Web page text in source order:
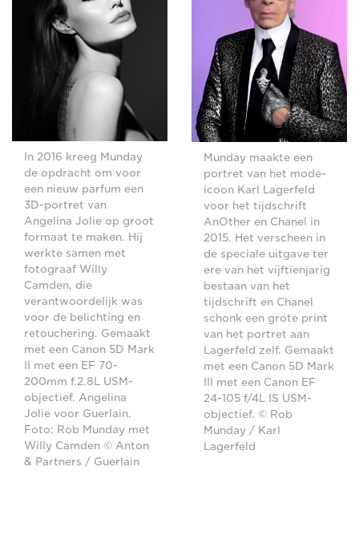
In 2016 kreeg Munday
de opdracht om voor
een nieuw parfum een
3D-portret van
Angelina Jolie op groot
formaat te maken. Hij
werkte samen met
fotograaf Willy
Camden, die
verantwoordelijk was
voor de belichting en
retouchering. Gemaakt
met een Canon 5D Mark
II met een EF 70-
200mm f.2.8L USM-
objectief. Angelina
Jolie voor Guerlain.
Foto: Rob Munday met
Willy Camden © Anton
& Partners / Guerlain
Munday maakte een
portret van het mode-
icoon Karl Lagerfeld
voor het tijdschrift
AnOther en Chanel in
2015. Het verscheen in
de speciale uitgave ter
ere van het vijftienjarig
bestaan van het
tijdschrift en Chanel
schonk een grote print
van het portret aan
Lagerfeld zelf. Gemaakt
met een Canon 5D Mark
III met een Canon EF
24-105 f/4L IS USM-
objectief. © Rob
Munday / Karl
Lagerfeld